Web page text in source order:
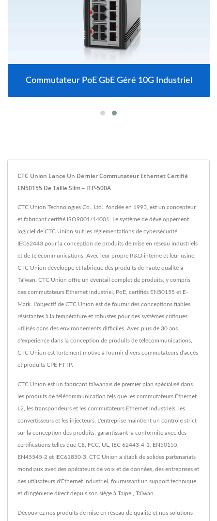
Commutateur PoE GbE Géré 10G Industriel
CTC Union Lance Un Dernier Commutateur Ethernet Certifié
EN50155 De Taille Slim – ITP-500A
CTC Union Technologies Co., Ltd., fondée en 1993, est un concepteur
et fabricant certifié ISO9001/14001. Le système de développement
logiciel de CTC Union suit les réglementations de cybersécurité
IEC62443 pour la conception de produits de mise en réseau industriels
et de télécommunications. Avec leur propre R&D interne et leur usine,
CTC Union développe et fabrique des produits de haute qualité à
Taïwan. CTC Union offre un éventail complet de produits, y compris
des commutateurs Ethernet industriel, PoE, certifiés EN50155 et E-
Mark. L'objectif de CTC Union est de fournir des conceptions fiables,
résistantes à la température et robustes pour des systèmes critiques
utilisés dans des environnements difficiles. Avec plus de 30 ans
d'expérience dans la conception de produits de télécommunications,
CTC Union est fortement motivé à fournir divers commutateurs d'accès
et produits CPE FTTP.
CTC Union est un fabricant taïwanais de premier plan spécialisé dans
les produits de télécommunication tels que les commutateurs Ethernet
L2, les transpondeurs et les commutateurs Ethernet industriels, les
convertisseurs et les injecteurs. L'entreprise maintient un contrôle strict
sur la conception des produits, garantissant la conformité avec des
certifications telles que CE, FCC, UL, IEC 62443-4-1, EN50155,
EN45545-2 et IEC61850-3. CTC Union a établi de solides partenariats
mondiaux avec des opérateurs de voix et de données, des entreprises et
des utilisateurs d'Ethernet industriel, fournissant un support technique
et d'ingénierie direct depuis son siège à Taipei, Taïwan.
Découvrez nos produits de mise en réseau de qualité et nos solutions